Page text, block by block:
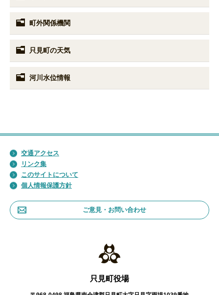
町外関係機関
只見町の天気
河川水位情報
交通アクセス
リンク集
このサイトについて
個人情報保護方針
ご意見・お問い合わせ
只見町役場